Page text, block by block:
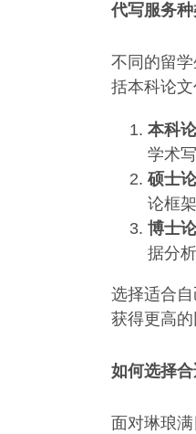
代写服务
不同的留
括本科论
本科
学术
硕士
论框
博士
据分
选择适合
获得更高的
如何选择
面对琳琅